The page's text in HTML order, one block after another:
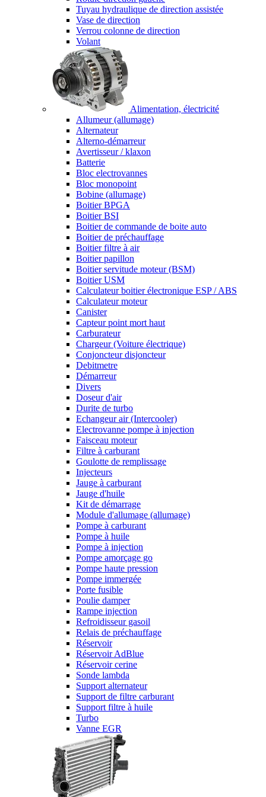
Tuyau hydraulique de direction assistée
Vase de direction
Verrou colonne de direction
Volant
Alimentation, électricité
Allumeur (allumage)
Alternateur
Alterno-démarreur
Avertisseur / klaxon
Batterie
Bloc electrovannes
Bloc monopoint
Bobine (allumage)
Boitier BPGA
Boitier BSI
Boitier de commande de boite auto
Boitier de préchauffage
Boitier filtre à air
Boitier papillon
Boitier servitude moteur (BSM)
Boitier USM
Calculateur boitier électronique ESP / ABS
Calculateur moteur
Canister
Capteur point mort haut
Carburateur
Chargeur (Voiture électrique)
Conjoncteur disjoncteur
Debitmetre
Démarreur
Divers
Doseur d'air
Durite de turbo
Echangeur air (Intercooler)
Electrovanne pompe à injection
Faisceau moteur
Filtre à carburant
Goulotte de remplissage
Injecteurs
Jauge à carburant
Jauge d'huile
Kit de démarrage
Module d'allumage (allumage)
Pompe à carburant
Pompe à huile
Pompe à injection
Pompe amorçage go
Pompe haute pression
Pompe immergée
Porte fusible
Poulie damper
Rampe injection
Refroidisseur gasoil
Relais de préchauffage
Réservoir
Réservoir AdBlue
Réservoir cerine
Sonde lambda
Support alternateur
Support de filtre carburant
Support filtre à huile
Turbo
Vanne EGR